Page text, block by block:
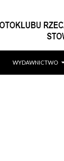
WYDAWNICTWO